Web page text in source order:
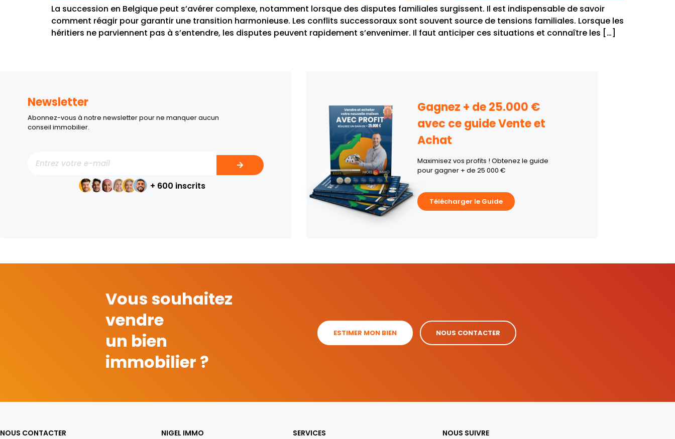
La succession en Belgique peut s’avérer complexe, notamment lorsque des disputes familiales surgissent. Il est indispensable de savoir
comment réagir pour garantir une transition harmonieuse. Les conflits successoraux sont souvent source de tensions familiales. Lorsque les
héritiers ne parviennent pas à s’entendre, les disputes peuvent rapidement s’envenimer. Il faut anticiper ces situations et connaître les […]
Newsletter
Abonnez-vous à notre newsletter pour ne manquer aucun
conseil immobilier.
+ 600 inscrits
Gagnez + de 25.000 €
avec ce guide Vente et
Achat
Maximisez vos profits ! Obtenez le guide
pour gagner + de 25 000 €
Télécharger le Guide
Vous souhaitez
vendre
un bien
immobilier ?
ESTIMER MON BIEN NOUS CONTACTER
NOUS CONTACTER NIGEL IMMO SERVICES NOUS SUIVRE